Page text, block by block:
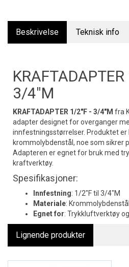
Beskrivelse Teknisk info
3/4"M
KRAFTADAPTER 1/2"F - 3/4"M fra
adapter designet for overganger
innfestningsstørrelser. Produktet
krommolybdenstål, noe som sikrer
Adapteren er egnet for bruk med
kraftverktøy.
Spesifikasjoner:
Innfestning: 1/2"F til 3/4"M
Materiale: Krommolybdenstål
Egnet for: Trykkluftverktøy
Lignende produkter